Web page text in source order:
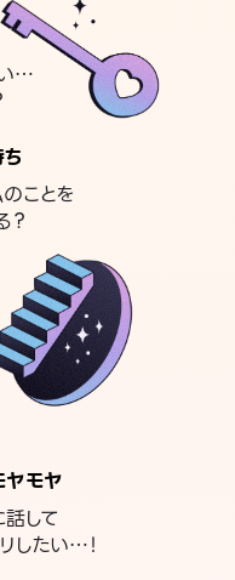
…
ことを
？
モヤ
して
したい…！